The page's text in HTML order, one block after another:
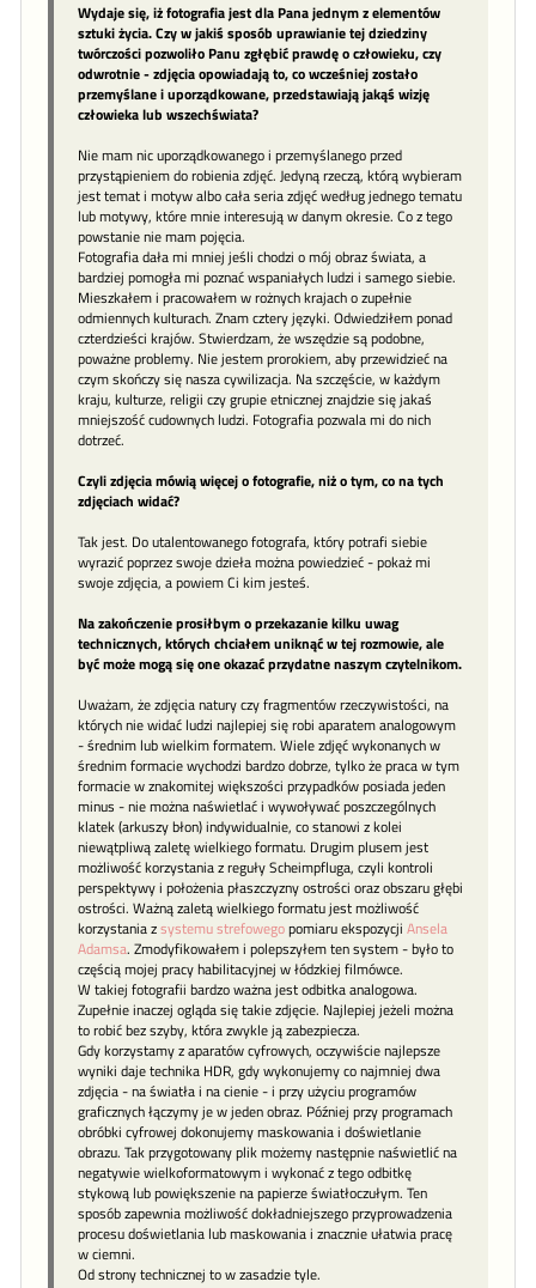
Wydaje się, iż fotografia jest dla Pana jednym z elementów
sztuki życia. Czy w jakiś sposób uprawianie tej dziedziny
twórczości pozwoliło Panu zgłębić prawdę o człowieku, czy
odwrotnie - zdjęcia opowiadają to, co wcześniej zostało
przemyślane i uporządkowane, przedstawiają jakąś wizję
człowieka lub wszechświata?
Nie mam nic uporządkowanego i przemyślanego przed
przystąpieniem do robienia zdjęć. Jedyną rzeczą, którą wybieram
jest temat i motyw albo cała seria zdjęć według jednego tematu
lub motywy, które mnie interesują w danym okresie. Co z tego
powstanie nie mam pojęcia.
Fotografia dała mi mniej jeśli chodzi o mój obraz świata, a
bardziej pomogła mi poznać wspaniałych ludzi i samego siebie.
Mieszkałem i pracowałem w rożnych krajach o zupełnie
odmiennych kulturach. Znam cztery języki. Odwiedziłem ponad
czterdzieści krajów. Stwierdzam, że wszędzie są podobne,
poważne problemy. Nie jestem prorokiem, aby przewidzieć na
czym skończy się nasza cywilizacja. Na szczęście, w każdym
kraju, kulturze, religii czy grupie etnicznej znajdzie się jakaś
mniejszość cudownych ludzi. Fotografia pozwala mi do nich
dotrzeć.
Czyli zdjęcia mówią więcej o fotografie, niż o tym, co na tych
zdjęciach widać?
Tak jest. Do utalentowanego fotografa, który potrafi siebie
wyrazić poprzez swoje dzieła można powiedzieć - pokaż mi
swoje zdjęcia, a powiem Ci kim jesteś.
Na zakończenie prosiłbym o przekazanie kilku uwag
technicznych, których chciałem uniknąć w tej rozmowie, ale
być może mogą się one okazać przydatne naszym czytelnikom.
Uważam, że zdjęcia natury czy fragmentów rzeczywistości, na
których nie widać ludzi najlepiej się robi aparatem analogowym
- średnim lub wielkim formatem. Wiele zdjęć wykonanych w
średnim formacie wychodzi bardzo dobrze, tylko że praca w tym
formacie w znakomitej większości przypadków posiada jeden
minus - nie można naświetlać i wywoływać poszczególnych
klatek (arkuszy błon) indywidualnie, co stanowi z kolei
niewątpliwą zaletę wielkiego formatu. Drugim plusem jest
możliwość korzystania z reguły Scheimpfluga, czyli kontroli
perspektywy i położenia płaszczyzny ostrości oraz obszaru głębi
ostrości. Ważną zaletą wielkiego formatu jest możliwość
korzystania zsystemu strefowegopomiaru ekspozycji Ansela
Adamsa. Zmodyfikowałem i polepszyłem ten system - było to
częścią mojej pracy habilitacyjnej w łódzkiej filmówce.
W takiej fotografii bardzo ważna jest odbitka analogowa.
Zupełnie inaczej ogląda się takie zdjęcie. Najlepiej jeżeli można
to robić bez szyby, która zwykle ją zabezpiecza.
Gdy korzystamy z aparatów cyfrowych, oczywiście najlepsze
wyniki daje technika HDR, gdy wykonujemy co najmniej dwa
zdjęcia - na światła i na cienie - i przy użyciu programów
graficznych łączymy je w jeden obraz. Później przy programach
obróbki cyfrowej dokonujemy maskowania i doświetlanie
obrazu. Tak przygotowany plik możemy następnie naświetlić na
negatywie wielkoformatowym i wykonać z tego odbitkę
stykową lub powiększenie na papierze światłoczułym. Ten
sposób zapewnia możliwość dokładniejszego przyprowadzenia
procesu doświetlania lub maskowania i znacznie ułatwia pracę
w ciemni.
Od strony technicznej to w zasadzie tyle.